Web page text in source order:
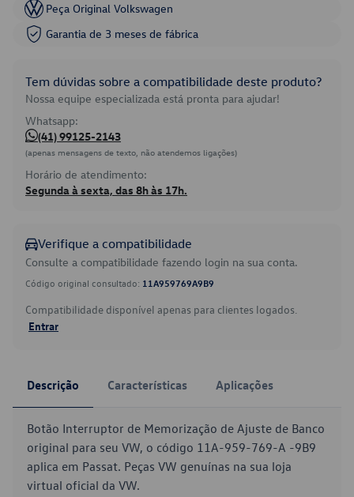
Peça Original Volkswagen
Garantia de 3 meses de fábrica
Tem dúvidas sobre a compatibilidade deste produto?
Nossa equipe especializada está pronta para ajudar!
Whatsapp:
(41) 99125-2143
(apenas mensagens de texto, não atendemos ligações)
Horário de atendimento:
Segunda à sexta, das 8h às 17h.
Verifique a compatibilidade
Consulte a compatibilidade fazendo login na sua conta.
Código original consultado: 11A959769A9B9
Compatibilidade disponível apenas para clientes logados.
Entrar
Descrição Características Aplicações
Botão Interruptor de Memorização de Ajuste de Banco
original para seu VW, o código 11A-959-769-A -9B9
aplica em Passat. Peças VW genuínas na sua loja
virtual oficial da VW.